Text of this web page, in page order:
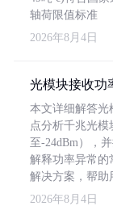
轴荷限值标准
2026年8月4日
光模块接收功
本文详细解答光
点分析千兆光
至-24dBm），
解释功率异常的
解决方案，帮助
2026年8月4日